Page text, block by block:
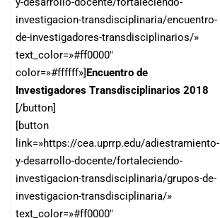
investigacion-transdisciplinaria/encuentro-
de-investigadores-transdisciplinarios/»
text_color=»#ff0000″
color=»#ffffff»]Encuentro de
Investigadores Transdisciplinarios 2018
[/button]
[button
link=»https://cea.uprrp.edu/adiestramiento-
y-desarrollo-docente/fortaleciendo-
investigacion-transdisciplinaria/grupos-de-
investigacion-transdisciplinaria/»
text_color=»#ff0000″